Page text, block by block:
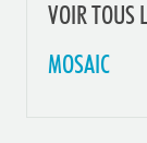
VOIR TOUS
MOSAIC